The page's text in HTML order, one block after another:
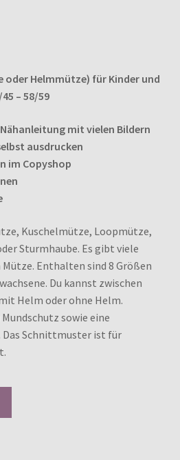
Helmmütze) für Kinder und
– 58/59
mit vielen Bildern
ausdrucken
im Copyshop
Kuschelmütze, Loopmütze,
Sturmhaube. Es gibt viele
Enthalten sind 8 Größen
Du kannst zwischen
Helm oder ohne Helm.
sowie eine
Schnittmuster ist für